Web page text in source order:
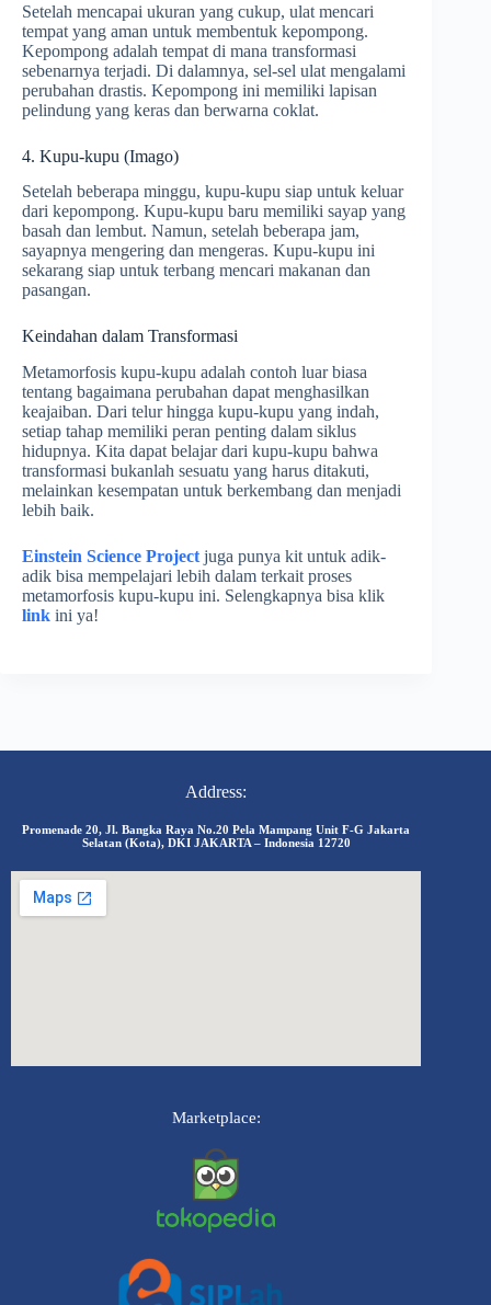
Setelah mencapai ukuran yang cukup, ulat mencari
tempat yang aman untuk membentuk kepompong.
Kepompong adalah tempat di mana transformasi
sebenarnya terjadi. Di dalamnya, sel-sel ulat mengalami
perubahan drastis. Kepompong ini memiliki lapisan
pelindung yang keras dan berwarna coklat.
4. Kupu-kupu (Imago)
Setelah beberapa minggu, kupu-kupu siap untuk keluar
dari kepompong. Kupu-kupu baru memiliki sayap yang
basah dan lembut. Namun, setelah beberapa jam,
sayapnya mengering dan mengeras. Kupu-kupu ini
sekarang siap untuk terbang mencari makanan dan
pasangan.
Keindahan dalam Transformasi
Metamorfosis kupu-kupu adalah contoh luar biasa
tentang bagaimana perubahan dapat menghasilkan
keajaiban. Dari telur hingga kupu-kupu yang indah,
setiap tahap memiliki peran penting dalam siklus
hidupnya. Kita dapat belajar dari kupu-kupu bahwa
transformasi bukanlah sesuatu yang harus ditakuti,
melainkan kesempatan untuk berkembang dan menjadi
lebih baik.
Einstein Science Project juga punya kit untuk adik-
adik bisa mempelajari lebih dalam terkait proses
metamorfosis kupu-kupu ini. Selengkapnya bisa klik
link ini ya!
Address:
Promenade 20, Jl. Bangka Raya No.20 Pela Mampang Unit F-G Jakarta
Selatan (Kota), DKI JAKARTA – Indonesia 12720
Marketplace: